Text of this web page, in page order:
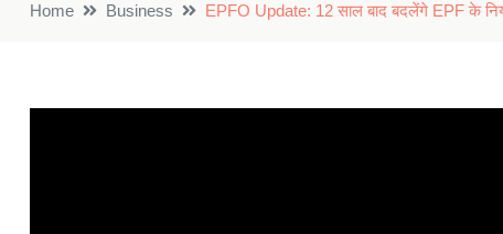
Home Business EPFO Update: 12 साल बाद बदलेंगे EPF के